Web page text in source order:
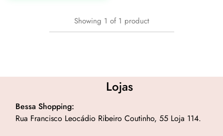
Showing 1 of 1 product
Lojas
Bessa Shopping:
Rua Francisco Leocádio Ribeiro Coutinho, 55 Loja 114.